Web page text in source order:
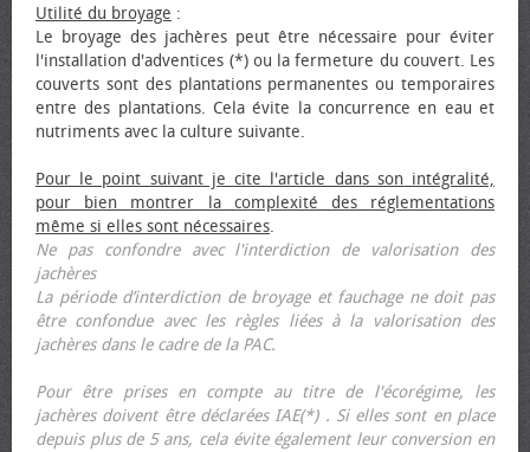
Utilité du broyage :
Le broyage des jachères peut être nécessaire pour éviter
l'installation d'adventices (*) ou la fermeture du couvert. Les
couverts sont des plantations permanentes ou temporaires
entre des plantations. Cela évite la concurrence en eau et
nutriments avec la culture suivante.
Pour le point suivant je cite l'article dans son intégralité,
pour bien montrer la complexité des réglementations
même si elles sont nécessaires.
Ne pas confondre avec l'interdiction de valorisation des
jachères
La période d’interdiction de broyage et fauchage ne doit pas
être confondue avec les règles liées à la valorisation des
jachères dans le cadre de la PAC.
Pour être prises en compte au titre de l'écorégime, les
jachères doivent être déclarées IAE(*) . Si elles sont en place
depuis plus de 5 ans, cela évite également leur conversion en